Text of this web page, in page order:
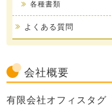
各種書類
よくある質問
会社概要
有限会社オフィスタグ